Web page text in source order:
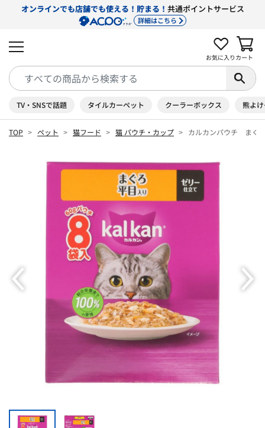
オンラインでも店舗でも使える！貯まる！ 共通ポイントサービス
詳細はこちら
お気に入り カート
TV・SNSで話題 タイルカーペット クーラーボックス 熊よ
TOP ペット 猫フード 猫 パウチ・カップ カルカンパウチ まぐ